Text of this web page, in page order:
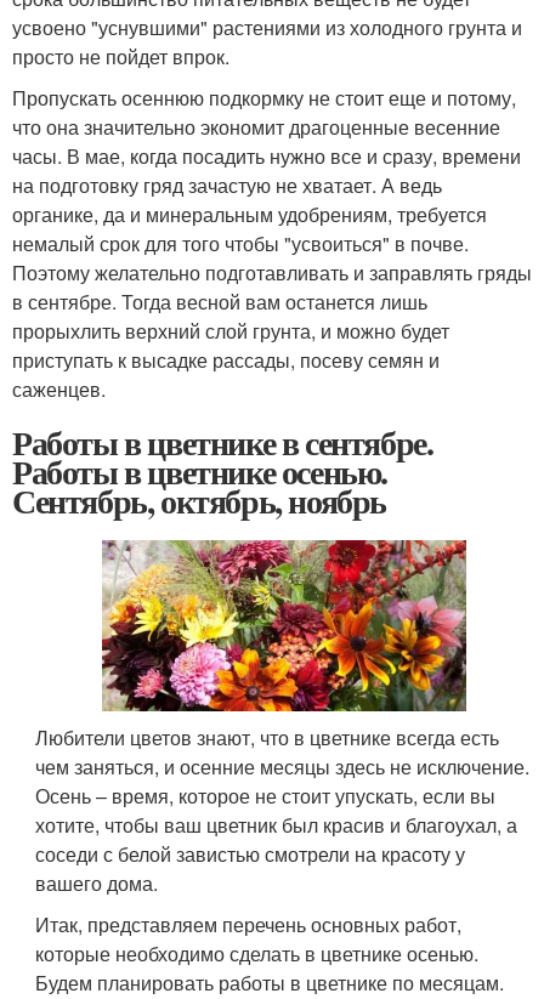
усвоено "уснувшими" растениями из холодного грунта и
просто не пойдет впрок.
Пропускать осеннюю подкормку не стоит еще и потому,
что она значительно экономит драгоценные весенние
часы. В мае, когда посадить нужно все и сразу, времени
на подготовку гряд зачастую не хватает. А ведь
органике, да и минеральным удобрениям, требуется
немалый срок для того чтобы "усвоиться" в почве.
Поэтому желательно подготавливать и заправлять гряды
в сентябре. Тогда весной вам останется лишь
прорыхлить верхний слой грунта, и можно будет
приступать к высадке рассады, посеву семян и
саженцев.
Работы в цветнике в сентябре.
Работы в цветнике осенью.
Сентябрь, октябрь, ноябрь
Любители цветов знают, что в цветнике всегда есть
чем заняться, и осенние месяцы здесь не исключение.
Осень – время, которое не стоит упускать, если вы
хотите, чтобы ваш цветник был красив и благоухал, а
соседи с белой завистью смотрели на красоту у
вашего дома.
Итак, представляем перечень основных работ,
которые необходимо сделать в цветнике осенью.
Будем планировать работы в цветнике по месяцам.